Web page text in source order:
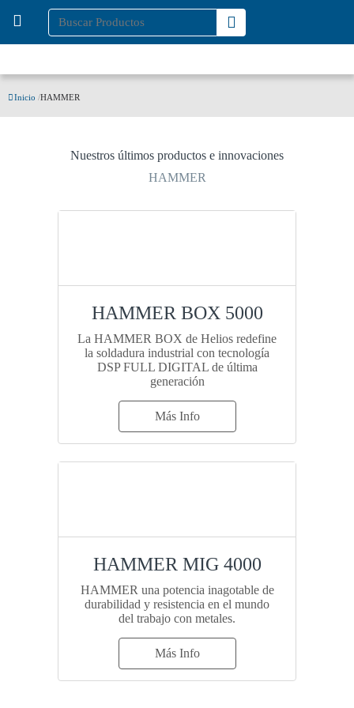
Inicio /HAMMER
Nuestros últimos productos e innovaciones
HAMMER
HAMMER BOX 5000
La HAMMER BOX de Helios redefine
la soldadura industrial con tecnología
DSP FULL DIGITAL de última
generación
Más Info
HAMMER MIG 4000
HAMMER una potencia inagotable de
durabilidad y resistencia en el mundo
del trabajo con metales.
Más Info